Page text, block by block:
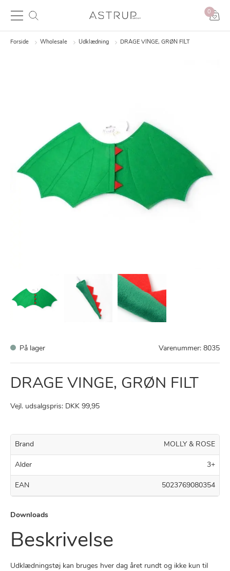
0
Forside Wholesale Udklædning DRAGE VINGE, GRØN FILT
På lager Varenummer: 8035
DRAGE VINGE, GRØN FILT
Vejl. udsalgspris: DKK 99,95
Brand MOLLY & ROSE
Alder 3+
EAN 5023769080354
Downloads
Beskrivelse
Udklædningstøj kan bruges hver dag året rundt og ikke kun til